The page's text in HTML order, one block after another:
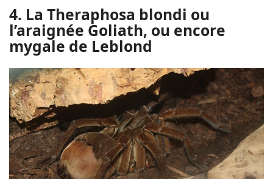
4. La Theraphosa blondi ou
l’araignée Goliath, ou encore
mygale de Leblond